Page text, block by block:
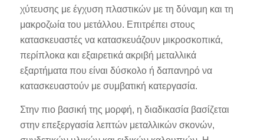
χύτευσης με έγχυση πλαστικών με τη δύναμη και τη
μακροζωία του μετάλλου. Επιτρέπει στους
κατασκευαστές να κατασκευάζουν μικροσκοπικά,
περίπλοκα και εξαιρετικά ακριβή μεταλλικά
εξαρτήματα που είναι δύσκολο ή δαπανηρό να
κατασκευαστούν με συμβατική κατεργασία.
Στην πιο βασική της μορφή, η διαδικασία βασίζεται
στην επεξεργασία λεπτών μεταλλικών σκονών,